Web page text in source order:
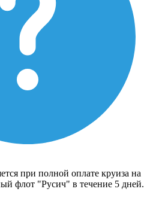
при полной оплате круиза на
флот "Русич" в течение 5 дней.